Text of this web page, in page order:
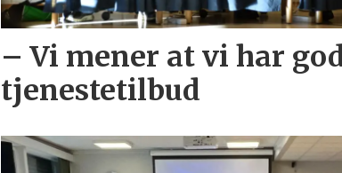
– Vi mener at vi har
tjenestetilbud